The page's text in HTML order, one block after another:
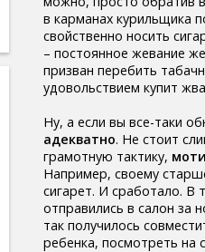
в карманах курильщика
свойственно носить
– постоянное жевание
призван перебить
удовольствием купит
Ну, а если вы все-таки
адекватно. Не стоит
грамотную тактику,
Например, своему
сигарет. И сработало. В
отправились в салон за
так получилось
ребенка, посмотреть на